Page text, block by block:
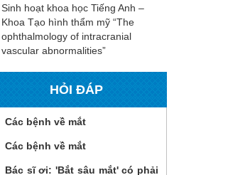
Sinh hoạt khoa học Tiếng Anh –
Khoa Tạo hình thẩm mỹ “The
ophthalmology of intracranial
vascular abnormalities”
HỎI ĐÁP
Các bệnh về mắt
Các bệnh về mắt
Bác sĩ ơi: 'Bắt sâu mắt' có phải